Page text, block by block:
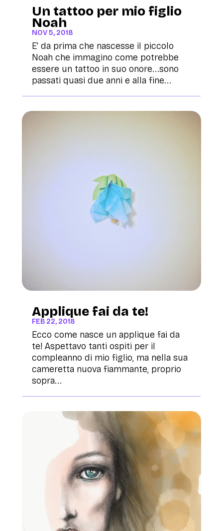
Un tattoo per mio figlio
Noah
NOV 5, 2018
E' da prima che nascesse il piccolo
Noah che immagino come potrebbe
essere un tattoo in suo onore...sono
passati quasi due anni e alla fine...
Applique fai da te!
FEB 22, 2018
Ecco come nasce un applique fai da
te! Aspettavo tanti ospiti per il
compleanno di mio figlio, ma nella sua
cameretta nuova fiammante, proprio
sopra...